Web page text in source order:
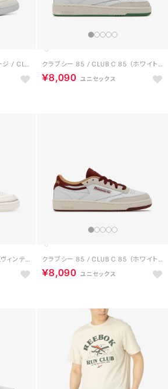
クラブシー リベンジ ヴィンテージ / CLUB C REVENGE VINTAGE （ヴィンテージチョーク） クラブシー 85 / CLUB C 85 （ホワイト/アップグレードグリーン）
￥8,090
クラブシー 85 / CLUB C 85 （ヴィンテージチョーク） クラブシー 85 / CLUB C 85 （ホワイト/レッド）
￥8,090